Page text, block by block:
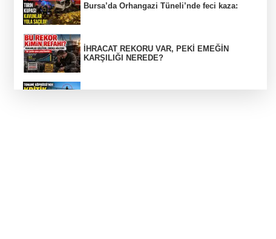
Bursa’da Orhangazi Tüneli’nde feci kaza:
İHRACAT REKORU VAR, PEKİ EMEĞİN
KARŞILIĞI NEREDE?